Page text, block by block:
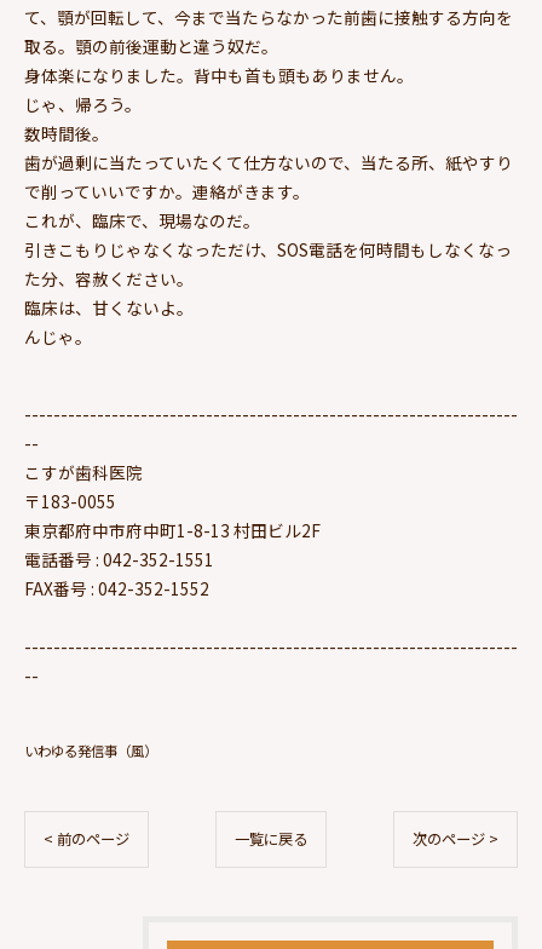
て、顎が回転して、今まで当たらなかった前歯に接触する方向を
取る。顎の前後運動と違う奴だ。
身体楽になりました。背中も首も頭もありません。
じゃ、帰ろう。
数時間後。
歯が過剰に当たっていたくて仕方ないので、当たる所、紙やすり
で削っていいですか。連絡がきます。
これが、臨床で、現場なのだ。
引きこもりじゃなくなっただけ、SOS電話を何時間もしなくなっ
た分、容赦ください。
臨床は、甘くないよ。
んじゃ。
--------------------------------------------------------------------
--
こすが歯科医院
〒183-0055
東京都府中市府中町1-8-13 村田ビル2F
電話番号 : 042-352-1551
FAX番号 : 042-352-1552
--------------------------------------------------------------------
--
いわゆる発信事（風）
< 前のページ 一覧に戻る 次のページ >